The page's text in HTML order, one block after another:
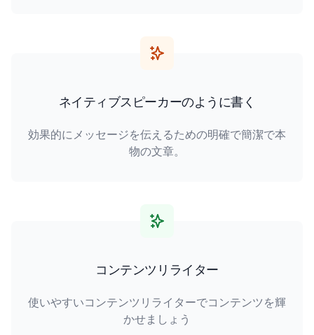
ネイティブスピーカーのように書く
効果的にメッセージを伝えるための明確で簡潔で本
物の文章。
コンテンツリライター
使いやすいコンテンツリライターでコンテンツを輝
かせましょう